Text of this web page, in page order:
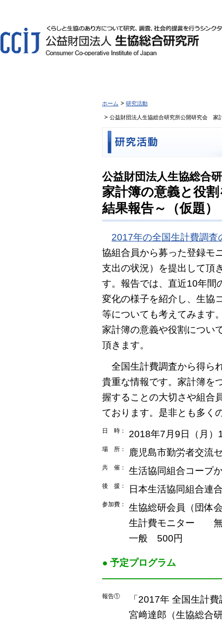
ホーム 研究活動
公益財団法人生協総合研究所公開研究会 家
公益財団法人生協総合
家計簿の意義と役
結果報告～（仮題）
2017年の全国生計費調査
協組合員から募った登録モ
支出の状況）を提出して頂
す。報告では、直近10年間
変化の様子を紹介し、生協
等についても考えてみます
家計簿の意義や役割につい
頂きます。
全国生計費調査から得ら
貴重な情報です。家計簿を
握することの大切さや組合
ております。是非とも多く
日 時： 2018年7月9日（月
場 所： 鹿児島市勤労者交流
共 催： 生活協同組合コープ
後 援： 日本生活協同組合連
参加費：
生協総研会員（団体
生計費モニター
一般 500円
● 予定プログラム
報告①
「2017年 全国生計
宮﨑達郎（生協総合